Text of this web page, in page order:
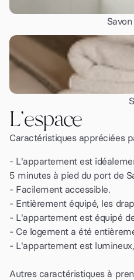
L'espace
Caractéristiques appréciées
- L'appartement est
5 minutes à pied du port de
- Facilement accessible.
- Entièrement équipé, les
- L'appartement est équipé
- Ce logement a été
- L'appartement est
Autres caractéristiques à